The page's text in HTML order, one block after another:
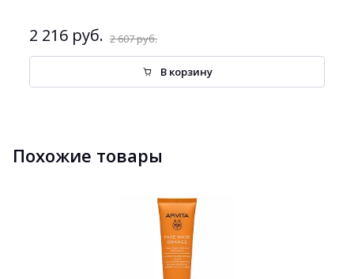
2 216 руб. 2 607 руб.
В корзину
Похожие товары